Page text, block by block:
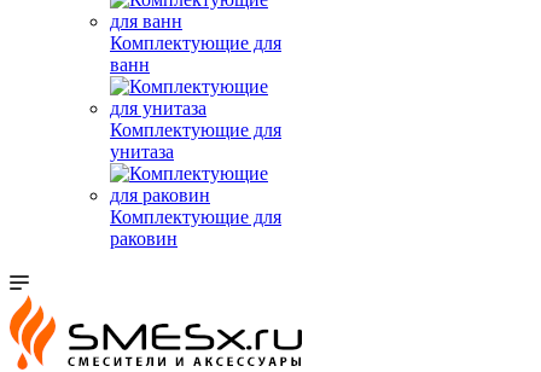
Комплектующие для
ванн
Комплектующие для
унитаза
Комплектующие для
раковин